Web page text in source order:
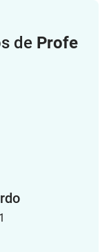
de Profe